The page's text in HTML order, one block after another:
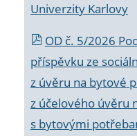
Univerzity Karlovy
OD č. 5/2026
příspěvku ze
z úvěru na bytové
z účelového úvěru
s bytovými